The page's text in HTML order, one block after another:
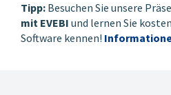
Die KfW unterstützt den
Wärmebrückennachweis mit
eigenen Verfahren.
Tipp: Besuchen Sie unsere
mit EVEBI und lernen Sie
Software kennen!